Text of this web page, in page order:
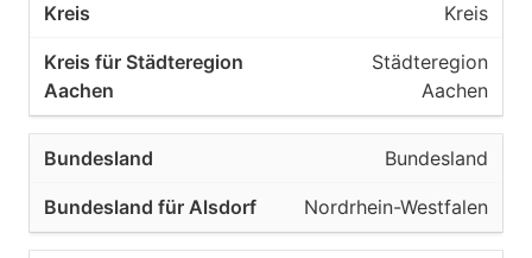
Kreis
Städteregion
Aachen
Bundesland
Nordrhein-Westfalen